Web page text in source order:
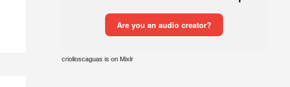
criolloscaguas is on Mixlr